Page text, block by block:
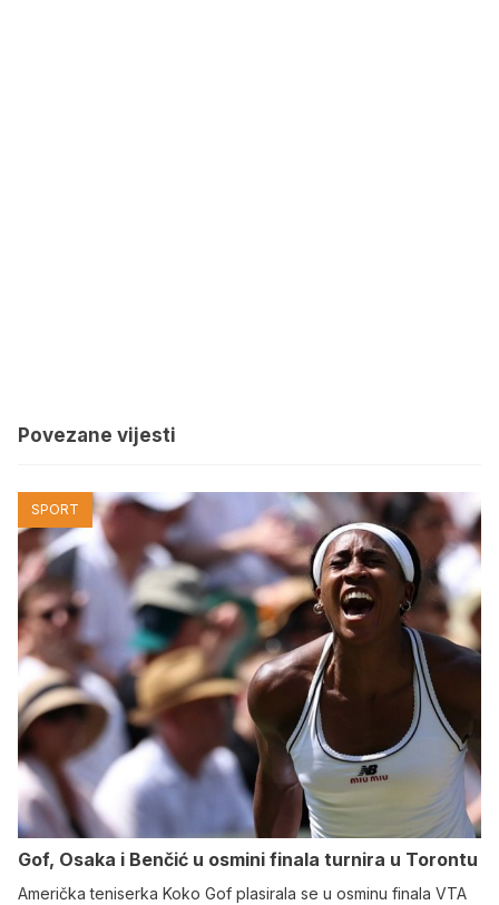
Povezane vijesti
SPORT
Gof, Osaka i Benčić u osmini finala turnira u Torontu
Američka teniserka Koko Gof plasirala se u osminu finala VTA